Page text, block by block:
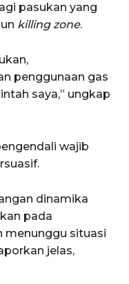
pasukan yang
killing zone.
penggunaan gas
saya,” ungkap
wajib
dinamika
pada
menunggu situasi
jelas,